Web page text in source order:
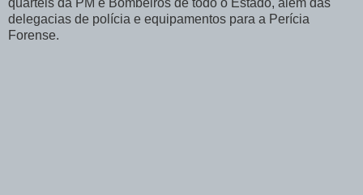
delegacias de polícia e equipamentos para a Perícia
Forense.